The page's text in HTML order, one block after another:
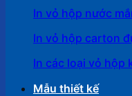
In vỏ hộp nước
In vỏ hộp carton
In các loại vỏ hộp
Mẫu thiết kế